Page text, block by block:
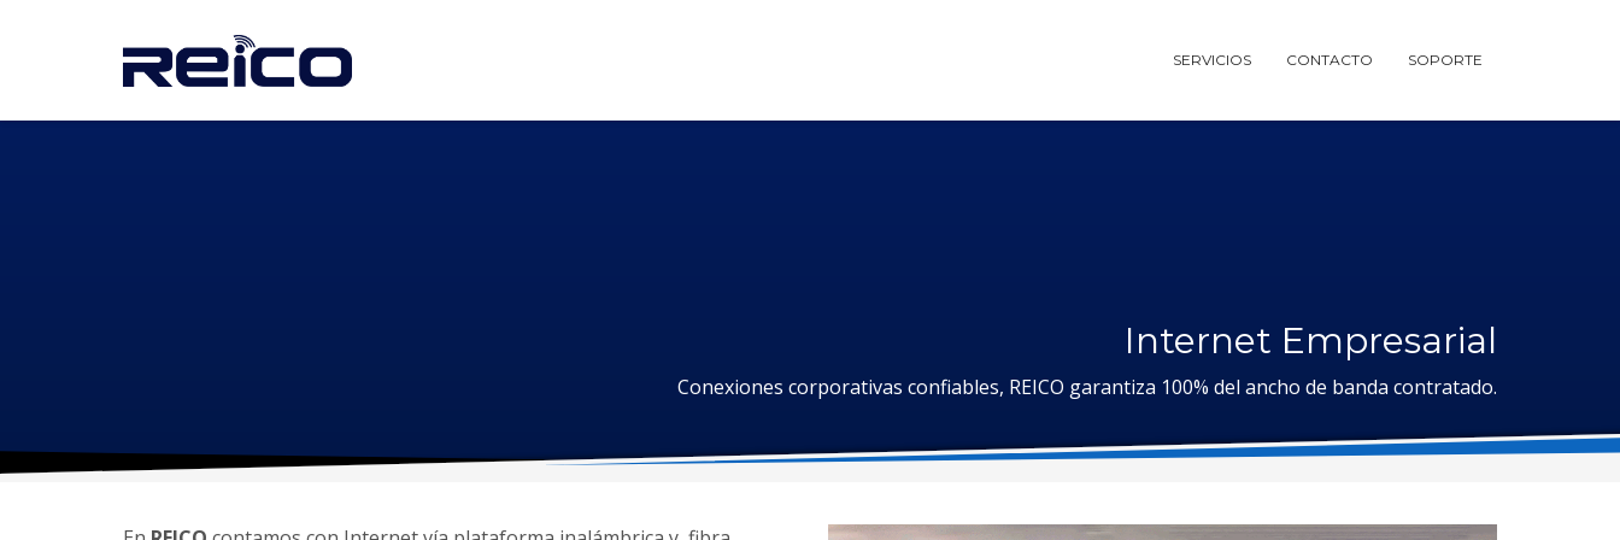
SERVICIOS CONTACTO SOPORTE
Internet Empresarial
Conexiones corporativas confiables, REICO garantiza 100% del ancho de banda contratado.